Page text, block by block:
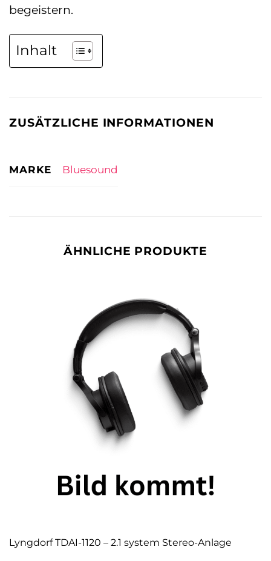
begeistern.
Inhalt
ZUSÄTZLICHE INFORMATIONEN
MARKE Bluesound
ÄHNLICHE PRODUKTE
Lyngdorf TDAI-1120 – 2.1 system Stereo-Anlage